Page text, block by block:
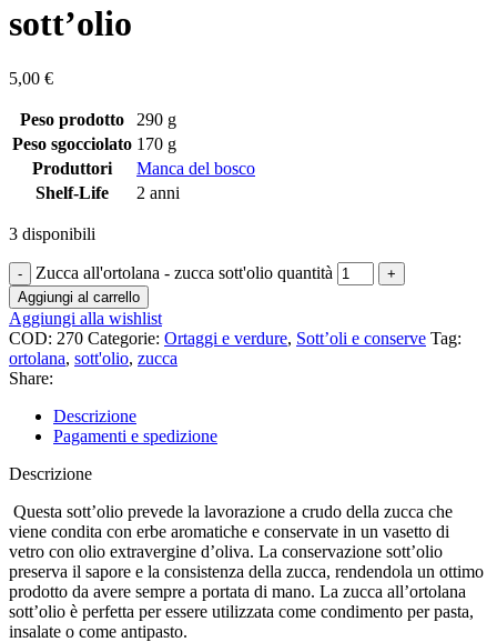
sott’olio
5,00 €
Peso prodotto
290 g
Peso sgocciolato 170 g
Produttori
Manca del bosco
Shelf-Life
2 anni
3 disponibili
Zucca all'ortolana - zucca sott'olio quantità
Aggiungi al carrello
Aggiungi alla wishlist
COD: 270 Categorie: Ortaggi e verdure, Sott’oli e conserve Tag:
ortolana, sott'olio, zucca
Share:
Descrizione
Pagamenti e spedizione
Descrizione
Questa sott’olio prevede la lavorazione a crudo della zucca che
viene condita con erbe aromatiche e conservate in un vasetto di
vetro con olio extravergine d’oliva. La conservazione sott’olio
preserva il sapore e la consistenza della zucca, rendendola un ottimo
prodotto da avere sempre a portata di mano. La zucca all’ortolana
sott’olio è perfetta per essere utilizzata come condimento per pasta,
insalate o come antipasto.